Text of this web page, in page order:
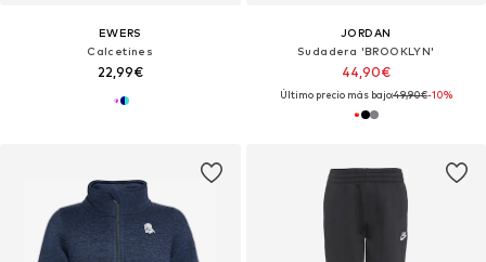
EWERS
Calcetines
22,99€
JORDAN
Sudadera 'BROOKLYN'
44,90€
Último precio más bajo:49,90€-10%